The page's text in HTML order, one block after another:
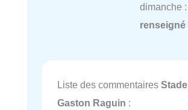
dimanche :
renseigné
Liste des commentaires Stade
Gaston Raguin :